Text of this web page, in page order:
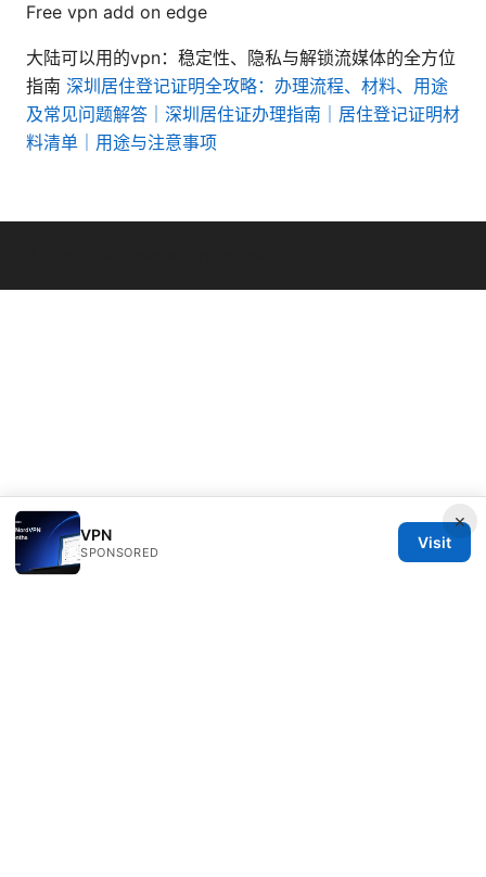
Free vpn add on edge
大陆可以用的vpn：稳定性、隐私与解锁流媒体的全方位
指南 深圳居住登记证明全攻略：办理流程、材料、用途
及常见问题解答｜深圳居住证办理指南｜居住登记证明材
料清单｜用途与注意事项
×
VPN
SPONSORED
Visit